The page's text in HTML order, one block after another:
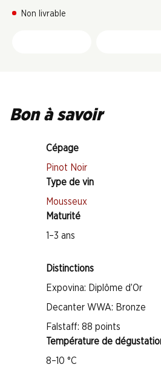
Non livrable
Bon à savoir
Cépage
Pinot Noir
Type de vin
Mousseux
Maturité
1–3 ans
Distinctions
Expovina: Diplôme d’Or
Decanter WWA: Bronze
Falstaff: 88 points
Température de
8–10 °C